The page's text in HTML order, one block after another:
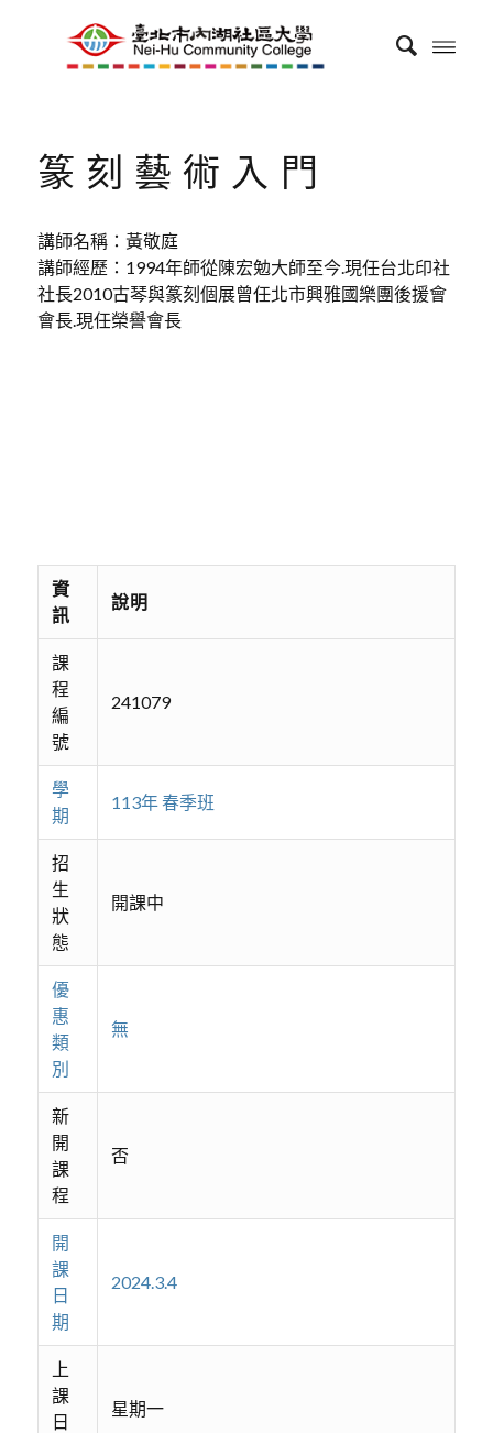
篆刻藝術入門
講師名稱：黃敬庭
講師經歷：1994年師從陳宏勉大師至今.現任台北印社
社長2010古琴與篆刻個展曾任北市興雅國樂團後援會
會長.現任榮譽會長
資
訊
說明
課
程
編
號
241079
學
期
113年 春季班
招
生
狀
態
開課中
優
惠
類
別
無
新
開
課
程
否
開
課
日
期
2024.3.4
上
課
日
星期一